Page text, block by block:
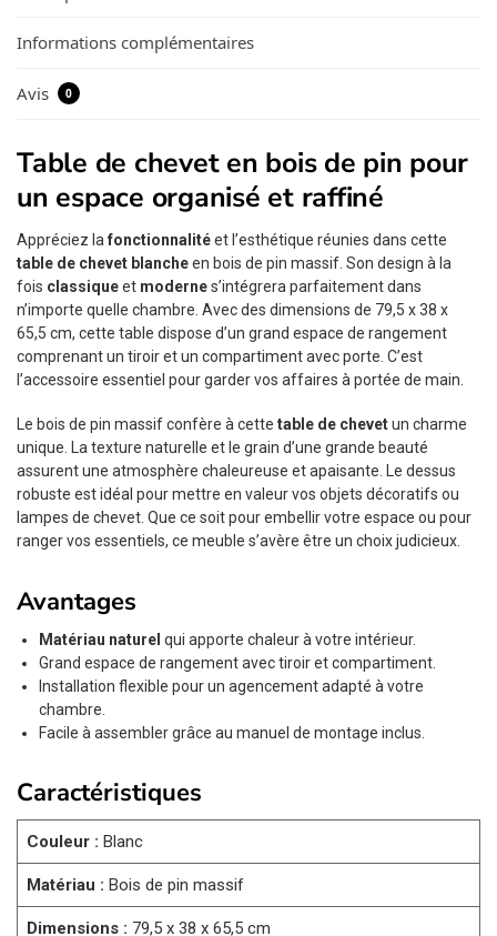
Informations complémentaires
Avis 0
Table de chevet en bois de pin pour
un espace organisé et raffiné
Appréciez la fonctionnalitéet l’esthétique réunies dans cette
table de chevet blancheen bois de pin massif. Son design à la
fois classiqueet modernes’intégrera parfaitement dans
n’importe quelle chambre. Avec des dimensions de 79,5 x 38 x
65,5 cm, cette table dispose d’un grand espace de rangement
comprenant un tiroir et un compartiment avec porte. C’est
l’accessoire essentiel pour garder vos affaires à portée de main.
Le bois de pin massif confère à cette table de chevetun charme
unique. La texture naturelle et le grain d’une grande beauté
assurent une atmosphère chaleureuse et apaisante. Le dessus
robuste est idéal pour mettre en valeur vos objets décoratifs ou
lampes de chevet. Que ce soit pour embellir votre espace ou pour
ranger vos essentiels, ce meuble s’avère être un choix judicieux.
Avantages
Matériau naturel qui apporte chaleur à votre intérieur.
Grand espace de rangement avec tiroir et compartiment.
Installation flexible pour un agencement adapté à votre
chambre.
Facile à assembler grâce au manuel de montage inclus.
Caractéristiques
Couleur : Blanc
Matériau : Bois de pin massif
Dimensions : 79,5 x 38 x 65,5 cm